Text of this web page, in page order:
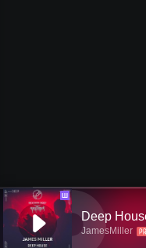
Ш
Deep
JamesMiller